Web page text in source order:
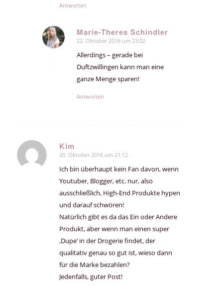
Antworten
Marie-Theres Schindler
sagte:
22. Oktober 2016 um 23:02
Allerdings – gerade bei
Duftzwillingen kann man eine
ganze Menge sparen!
Antworten
Kim
sagte:
20. Oktober 2016 um 21:12
Ich bin überhaupt kein Fan davon, wenn
Youtuber, Blogger, etc. nur, also
ausschließlich, High-End Produkte hypen
und darauf schwören!
Natürlich gibt es da das Ein oder Andere
Produkt, aber wenn man einen super
‚Dupe‘ in der Drogerie findet, der
qualitativ genau so gut ist, wieso dann
für die Marke bezahlen?
Jedenfalls, guter Post!